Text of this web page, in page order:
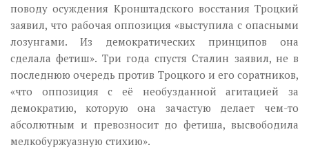
поводу осуждения Кронштадского восстания Троцкий
заявил, что рабочая оппозиция «выступила с опасными
лозунгами. Из демократических принципов она
сделала фетиш». Три года спустя Сталин заявил, не в
последнюю очередь против Троцкого и его соратников,
«что оппозиция с её необузданной агитацией за
демократию, которую она зачастую делает чем-то
абсолютным и превозносит до фетиша, высвободила
мелкобуржуазную стихию».